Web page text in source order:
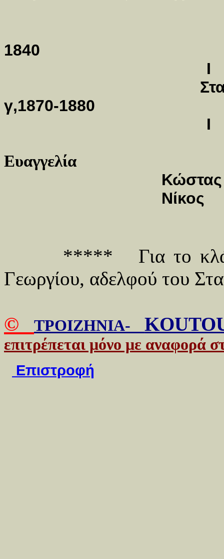
1840
Ι
Σταύρος
γ,1870-1880
Ευαγγελία
***** Για το κλάδο
Γεωργίου, αδελφού του
©ΤΡΟΙΖΗΝΙΑ-
επιτρέπεται μόνο με αναφορά
Επιστροφή